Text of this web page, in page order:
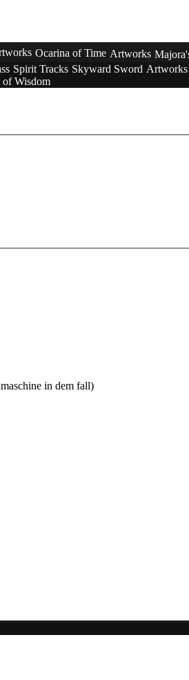
Ocarina of Time Artworks
Spirit Tracks Skyward Sword Artworks
of Wisdom
in dem fall)